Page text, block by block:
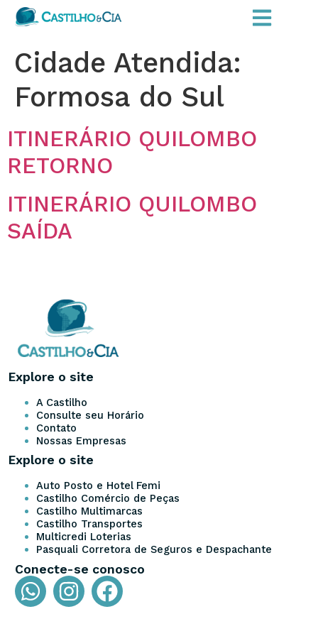
Cidade Atendida:
Formosa do Sul
ITINERÁRIO QUILOMBO
RETORNO
ITINERÁRIO QUILOMBO
SAÍDA
Explore o site
A Castilho
Consulte seu Horário
Contato
Nossas Empresas
Explore o site
Auto Posto e Hotel Femi
Castilho Comércio de Peças
Castilho Multimarcas
Castilho Transportes
Multicredi Loterias
Pasquali Corretora de Seguros e Despachante
Conecte-se conosco